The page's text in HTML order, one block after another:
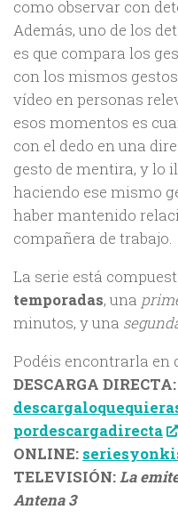
como observar con
Además, uno de los
es que compara los
con los mismos
vídeo en personas
esos momentos es
con el dedo en una
gesto de mentira, y lo
haciendo ese mismo
haber mantenido
compañera de trabajo.
La serie está
temporadas, una
minutos, y una
Podéis encontrarla en
DESCARGA DIRECTA:
pordescargadirecta
ONLINE:
TELEVISIÓN:La
Antena 3